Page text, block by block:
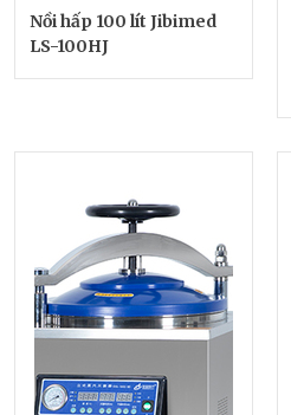
Nồi hấp 100 lít Jibimed
LS-100HJ